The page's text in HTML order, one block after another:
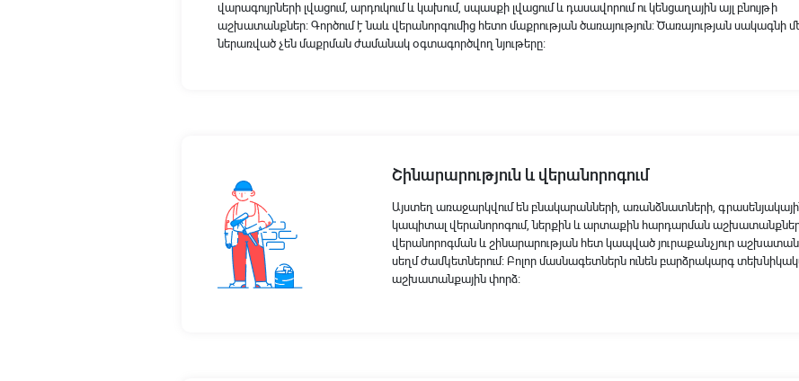
վարագույրների լվացում, արդուկում և կախում, սպասքի լվացում և դասավորում ու կենցաղային այլ բնույթի
աշխատանքներ։ Գործում է նաև վերանորգումից հետո մաքրության ծառայություն։ Ծառայության սակագնի
ներառված չեն մաքրման ժամանակ օգտագործվող նյութերը։
Շինարարություն և վերանորոգում
Այստեղ առաջարկվում են բնակարանների, առանձնատների,
կապիտալ վերանորոգում, ներքին և արտաքին հարդարման աշխատանքներ։
վերանորոգման և շինարարության հետ կապված յուրաքանչյուր
սեղմ ժամկետներում։ Բոլոր մասնագետներն ունեն բարձրակարգ
աշխատանքային փորձ։